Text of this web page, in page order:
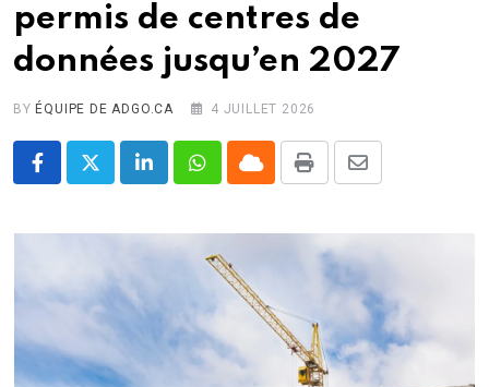
Robots
Tech.
Militaire
Sciences
Culture
permis de centres de
données jusqu’en 2027
BYÉQUIPE DE ADGO.CA 4 JUILLET 2026
LinkedInWhatsappCloudPrint
Share
Email